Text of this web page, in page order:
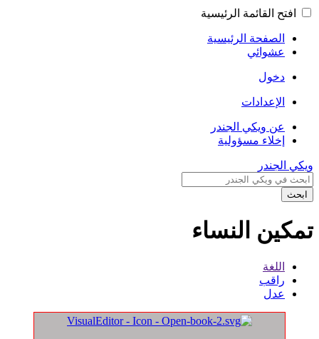
افتح القائمة الرئيسية
الصفحة الرئيسية
عشوائي
دخول
الإعدادات
عن ويكي الجندر
إخلاء مسؤولية
ويكي الجندر
ابحث
تمكين النساء
اللغة
راقب
عدل